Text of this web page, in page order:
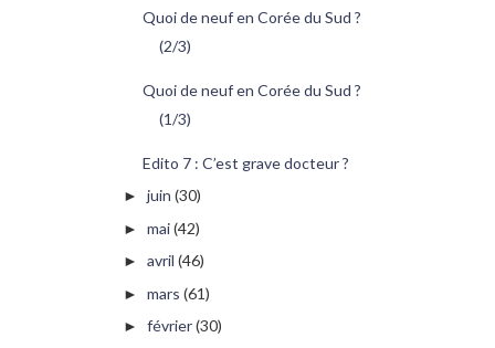
Quoi de neuf en Corée du Sud ?
(2/3)
Quoi de neuf en Corée du Sud ?
(1/3)
Edito 7 : C’est grave docteur ?
► juin (30)
► mai(42)
► avril (46)
► mars (61)
► février(30)